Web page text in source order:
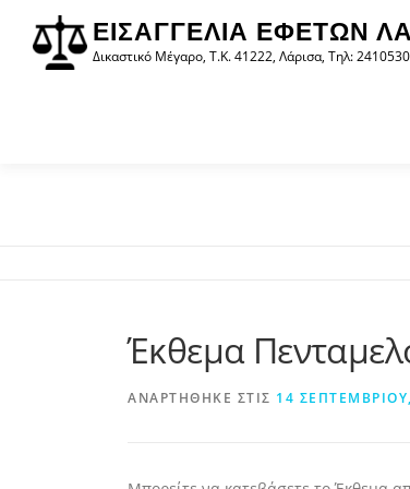
περιεχόμενο
Προχωρήστε
περιεχόμενο
ΕΙΣΑΓΓΕΛΊΑ ΕΦΕΤΏΝ
Δικαστικό Μέγαρο, Τ.Κ. 41222, Λάρισα, Τηλ:
Έκθεμα
ΑΝΑΡΤΉΘΗΚΕ ΣΤΙΣ 14